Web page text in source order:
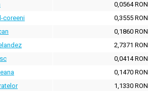
0,0564 RON
coreeni
0,3555 RON
0,1860 RON
2,7371 RON
0,0414 RON
0,1470 RON
1,1330 RON